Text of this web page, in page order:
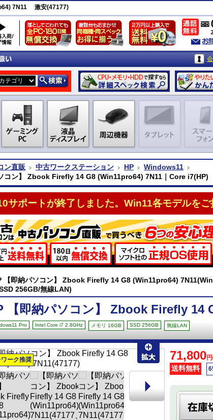
7N11 激安(47177)
ン直販 中古ワークステーション HP
Windows11
コン】 Zbook Firefly 14 G8 (Win11pro64) 7N11｜Core i7(HP)
サポートが終了しました。Win11各モデルをご
【即納パソコン】 Zbook Firefly 14 G8 (Win11pro64)
256GB/無線LAN)
【即納パソコン】 Zbook Firefly 14
Pro Intel Core i7 2.8GHz メモリ 16GB SSD 256GB 無線LAN
ーク推奨 71,800
送料無料